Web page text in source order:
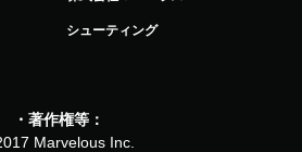
シューティング
・著作権等：
Marvelous Inc.